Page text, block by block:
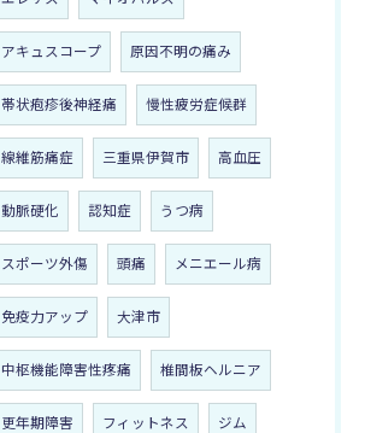
アキュスコープ 原因不明の痛み
帯状疱疹後神経痛 慢性疲労症候群
線維筋痛症 三重県伊賀市 高血圧
動脈硬化 認知症 うつ病
スポーツ外傷 頭痛 メニエール病
免疫力アップ 大津市
中枢機能障害性疼痛 椎間板ヘルニア
更年期障害 フィットネス ジム